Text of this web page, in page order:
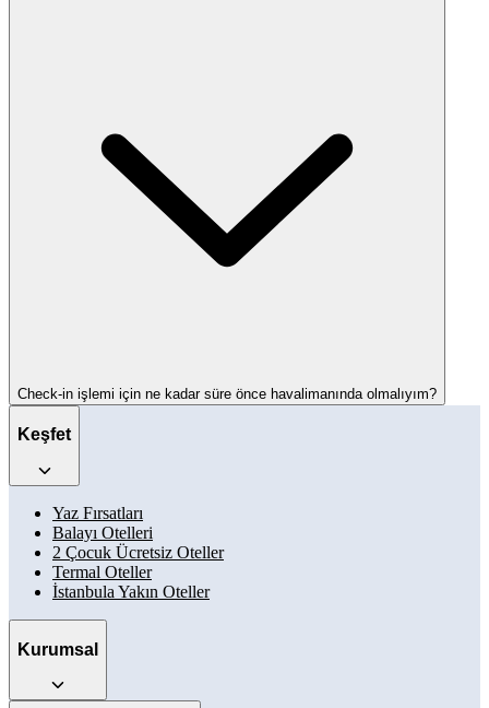
Check-in işlemi için ne kadar süre önce havalimanında olmalıyım?
Keşfet
Yaz Fırsatları
Balayı Otelleri
2 Çocuk Ücretsiz Oteller
Termal Oteller
İstanbula Yakın Oteller
Kurumsal